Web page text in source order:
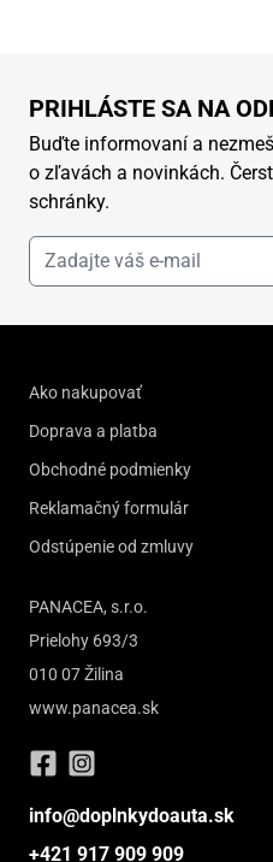
PRIHLÁSTE SA NA
Buďte informovaní a
o zľavách a novinkách.
schránky.
Ako nakupovať
Doprava a platba
Obchodné podmienky
Reklamačný formulár
Odstúpenie od zmluvy
PANACEA, s.r.o.
Prielohy 693/3
010 07 Žilina
www.panacea.sk
info@doplnkydoauta.sk
+421 917 909 909